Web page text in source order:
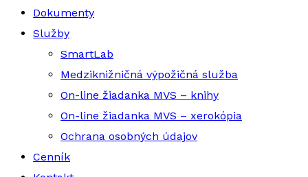
Dokumenty
Služby
SmartLab
Medziknižničná výpožičná služba
On-line žiadanka MVS – knihy
On-line žiadanka MVS – xerokópia
Ochrana osobných údajov
Cenník